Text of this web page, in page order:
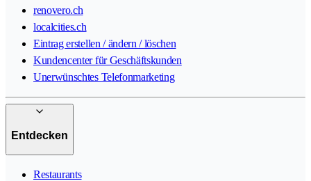
renovero.ch
localcities.ch
Eintrag erstellen / ändern / löschen
Kundencenter für Geschäftskunden
Unerwünschtes Telefonmarketing
Entdecken
Restaurants